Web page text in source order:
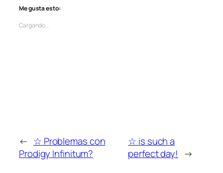
Me gusta esto:
Cargando…
← ☆ Problemas con
Prodigy Infinitum?
☆ is such a
perfect day! →